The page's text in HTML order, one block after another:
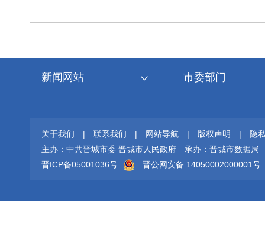
新闻网站 市委部门
关于我们 | 联系我们 | 网站导航 | 版权声明 |
隐
主办：中共晋城市委 晋城市人民政府
承办：晋城市数据局
晋ICP备05001036号
晋公网安备 14050002000001号